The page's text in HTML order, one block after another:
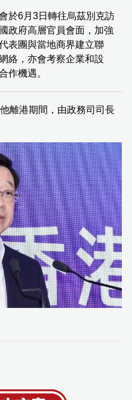
於6月3日轉往烏茲別克訪
政府高層官員會面，加強
表團與當地商界建立聯
絡，亦會考察企業和設
作機遇。
離港期間，由政務司司長